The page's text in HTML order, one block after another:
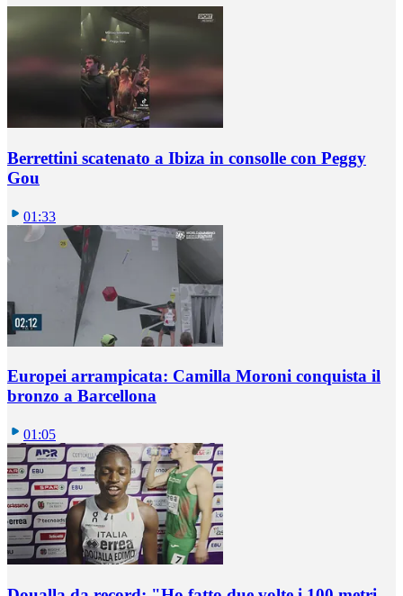
Berrettini scatenato a Ibiza in consolle con Peggy
Gou
01:33
Europei arrampicata: Camilla Moroni conquista il
bronzo a Barcellona
01:05